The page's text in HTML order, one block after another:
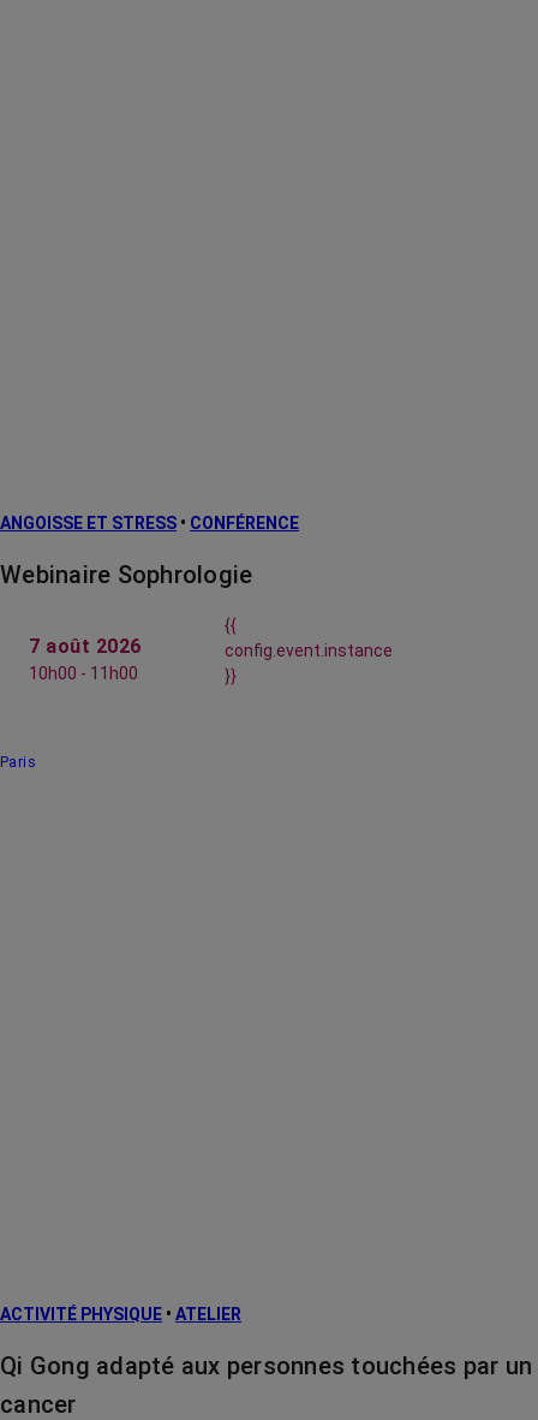
ANGOISSE ET STRESS • CONFÉRENCE
Webinaire Sophrologie
7 août 2026
10h00 - 11h00
{{
config.event.instance
}}
Paris
ACTIVITÉ PHYSIQUE • ATELIER
Qi Gong adapté aux personnes touchées par un
cancer